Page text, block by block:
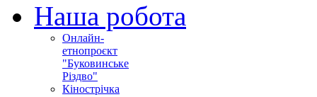
Наша робота
Онлайн-
етнопроєкт
"Буковинське
Різдво"
Кінострічка